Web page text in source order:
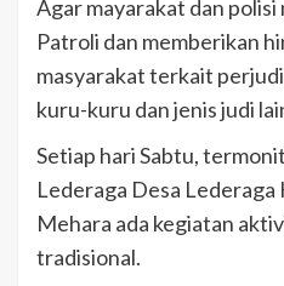
Agar mayarakat dan
Patroli dan memberikan
masyarakat terkait
kuru-kuru dan jenis judi
Setiap hari Sabtu,
Lederaga Desa
Mehara ada kegiatan
tradisional.